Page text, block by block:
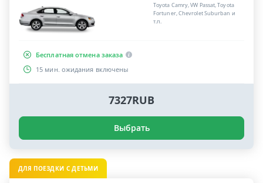
Toyota Camry, VW Passat, Toyota
Fortuner, Chevrolet Suburban и
т.п.
Бесплатная отмена заказа
15 мин. ожидания включены
7327RUB
Выбрать
ДЛЯ ПОЕЗДКИ С ДЕТЬМИ